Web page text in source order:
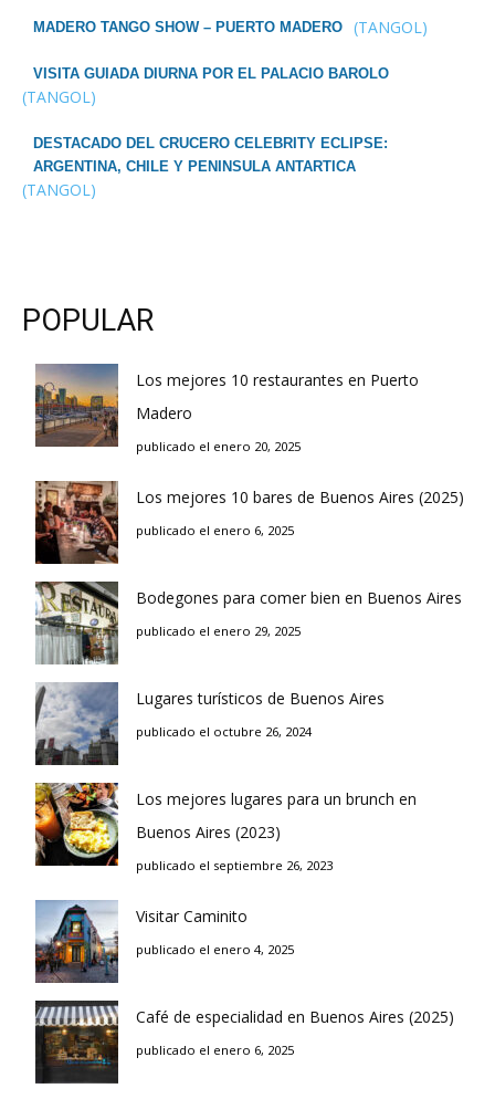
MADERO TANGO SHOW – PUERTO MADERO (TANGOL)
VISITA GUIADA DIURNA POR EL PALACIO BAROLO
(TANGOL)
DESTACADO DEL CRUCERO CELEBRITY ECLIPSE:
ARGENTINA, CHILE Y PENINSULA ANTARTICA
(TANGOL)
POPULAR
Los mejores 10 restaurantes en Puerto
Madero
publicado el enero 20, 2025
Los mejores 10 bares de Buenos Aires (2025)
publicado el enero 6, 2025
Bodegones para comer bien en Buenos Aires
publicado el enero 29, 2025
Lugares turísticos de Buenos Aires
publicado el octubre 26, 2024
Los mejores lugares para un brunch en
Buenos Aires (2023)
publicado el septiembre 26, 2023
Visitar Caminito
publicado el enero 4, 2025
Café de especialidad en Buenos Aires (2025)
publicado el enero 6, 2025